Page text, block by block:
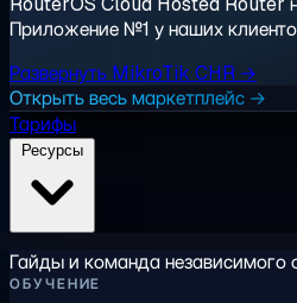
Приложение №1 у наших
Развернуть MikroTik CHR →
Открыть весь маркетплейс →
Тарифы
Гайды и команда независимого
ОБУЧЕНИЕ